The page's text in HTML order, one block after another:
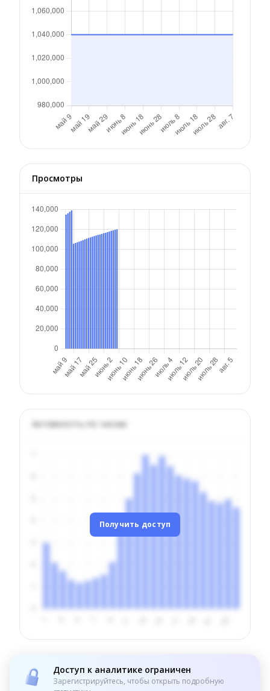
Просмотры
Активность по часам
Получить доступ
Доступ к аналитике ограничен
Зарегистрируйтесь, чтобы открыть подробную